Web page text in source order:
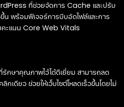
ที่ช่วยจัดการ Cache และปรับ
ขึ้น พร้อมฟีเจอร์การบีบอัดไฟล์และการ
คะแนน Core Web Vitals
กษาคุณภาพไว้ได้ดีเยี่ยม สามารถลด
กเดียว ช่วยให้เว็บไซต์โหลดเร็วขึ้นโดยไม่